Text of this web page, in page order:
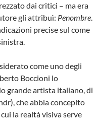
dai critici – ma era
gli attribuì: Penombre.
precise sul come
come uno degli
Boccioni lo
grande artista italiano, di
che abbia concepito
la realtà visiva serve